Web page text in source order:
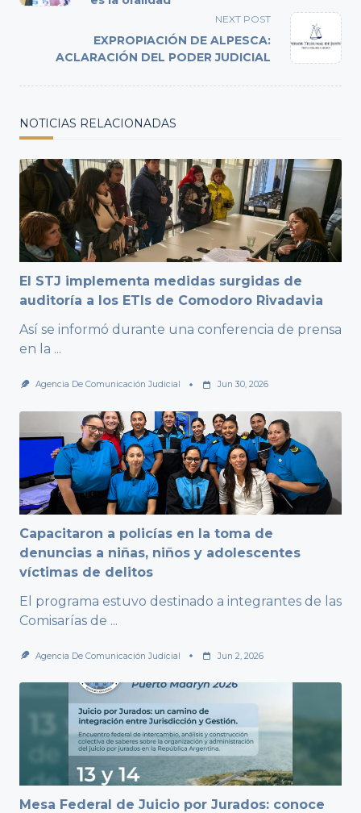
text">Page</span>
NEXT POST
EXPROPIACIÓN DE ALPESCA:
ACLARACIÓN DEL PODER JUDICIAL
NOTICIAS RELACIONADAS
El STJ implementa medidas surgidas de
auditoría a los ETIs de Comodoro Rivadavia
Así se informó durante una conferencia de prensa
en la ...
Agencia De Comunicación Judicial Jun 30, 2026
Capacitaron a policías en la toma de
denuncias a niñas, niños y adolescentes
víctimas de delitos
El programa estuvo destinado a integrantes de las
Comisarías de ...
Agencia De Comunicación Judicial Jun 2, 2026
Mesa Federal de Juicio por Jurados: conoce